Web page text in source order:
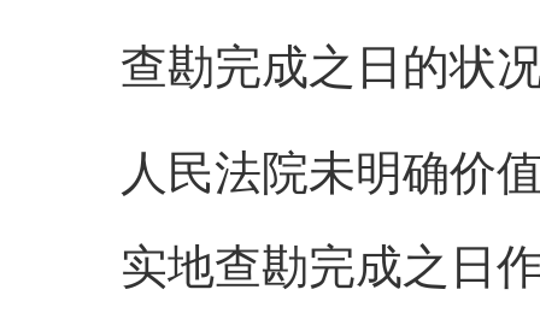
查勘完成之日的状
人民法院未明确价
实地查勘完成之日